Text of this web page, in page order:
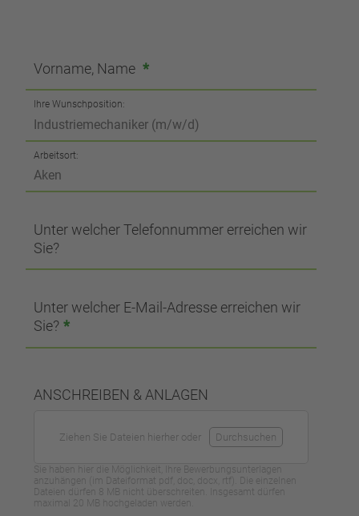
Vorname, Name *
Ihre Wunschposition:
Arbeitsort:
Unter welcher Telefonnummer erreichen wir
Sie?
Unter welcher E-Mail-Adresse erreichen wir
Sie? *
ANSCHREIBEN & ANLAGEN
Ziehen Sie Dateien hierher oder Durchsuchen
Sie haben hier die Möglichkeit, Ihre Bewerbungsunterlagen
anzuhängen (im Dateiformat pdf, doc, docx, rtf). Die einzelnen
Dateien dürfen 8 MB nicht überschreiten. Insgesamt dürfen
maximal 20 MB hochgeladen werden.